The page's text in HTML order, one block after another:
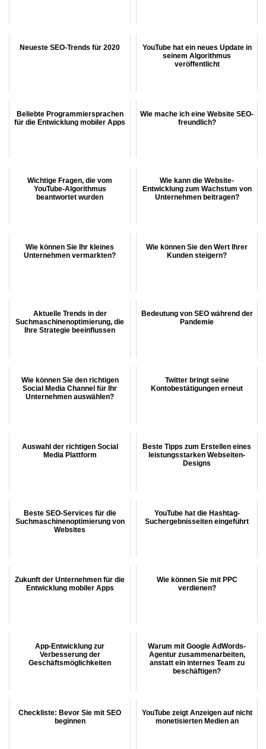
Neueste SEO-Trends für 2020
YouTube hat ein neues Update in
seinem Algorithmus
veröffentlicht
Beliebte Programmiersprachen
für die Entwicklung mobiler Apps
Wie mache ich eine Website SEO-
freundlich?
Wichtige Fragen, die vom
YouTube-Algorithmus
beantwortet wurden
Wie kann die Website-
Entwicklung zum Wachstum von
Unternehmen beitragen?
Wie können Sie Ihr kleines
Unternehmen vermarkten?
Wie können Sie den Wert Ihrer
Kunden steigern?
Aktuelle Trends in der
Suchmaschinenoptimierung, die
Ihre Strategie beeinflussen
Bedeutung von SEO während der
Pandemie
Wie können Sie den richtigen
Social Media Channel für Ihr
Unternehmen auswählen?
Twitter bringt seine
Kontobestätigungen erneut
Auswahl der richtigen Social
Media Plattform
Beste Tipps zum Erstellen eines
leistungsstarken Webseiten-
Designs
Beste SEO-Services für die
Suchmaschinenoptimierung von
Websites
YouTube hat die Hashtag-
Suchergebnisseiten eingeführt
Zukunft der Unternehmen für die
Entwicklung mobiler Apps
Wie können Sie mit PPC
verdienen?
App-Entwicklung zur
Verbesserung der
Geschäftsmöglichkeiten
Warum mit Google AdWords-
Agentur zusammenarbeiten,
anstatt ein internes Team zu
beschäftigen?
Checkliste: Bevor Sie mit SEO
beginnen
YouTube zeigt Anzeigen auf nicht
monetisierten Medien an